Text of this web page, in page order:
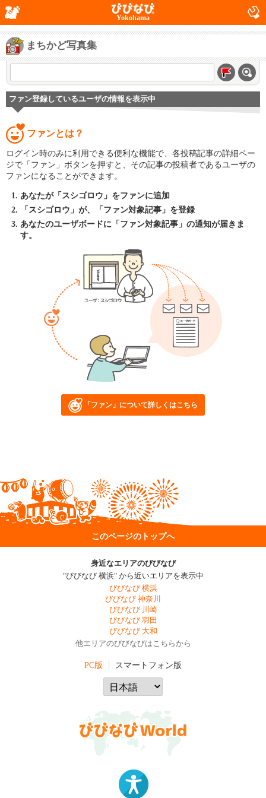
Yokohama
まちかど写真集
ファン登録しているユーザの情報を表示中
ファンとは？
ログイン時のみに利用できる便利な機能で、各投稿記事の詳細ペー
ジで「ファン」ボタンを押すと、その記事の投稿者であるユーザの
ファンになることができます。
あなたが「スシゴロウ」をファンに追加
「スシゴロウ」が、「ファン対象記事」を登録
あなたのユーザボードに「ファン対象記事」の通知が届きま
す。
「ファン」について詳しくはこちら
このページのトップへ
身近なエリアのびびなび
"びびなび 横浜" から近いエリアを表示中
びびなび 横浜
びびなび 神奈川
びびなび 川崎
びびなび 羽田
びびなび 大和
他エリアのびびなびはこちらから
PC版 スマートフォン版